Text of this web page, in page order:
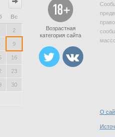
Вс
2
9
16
23
30
Возрастная
категория сайта
О